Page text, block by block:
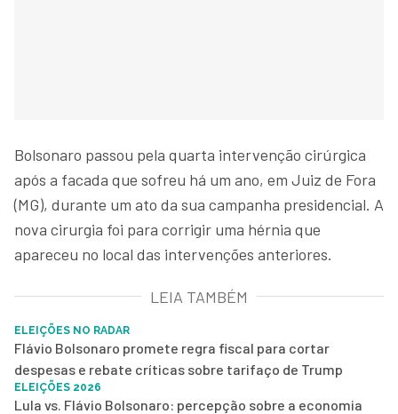
Bolsonaro passou pela quarta intervenção cirúrgica
após a facada que sofreu há um ano, em Juiz de Fora
(MG), durante um ato da sua campanha presidencial. A
nova cirurgia foi para corrigir uma hérnia que
apareceu no local das intervenções anteriores.
LEIA TAMBÉM
ELEIÇÕES NO RADAR
Flávio Bolsonaro promete regra fiscal para cortar
despesas e rebate críticas sobre tarifaço de Trump
ELEIÇÕES 2026
Lula vs. Flávio Bolsonaro: percepção sobre a economia